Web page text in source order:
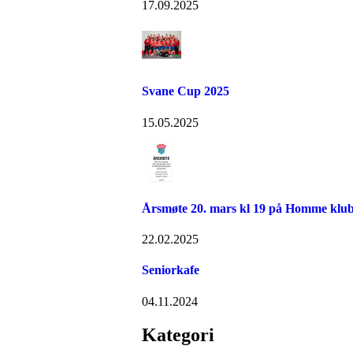
17.09.2025
Svane Cup 2025
15.05.2025
Årsmøte 20. mars kl 19 på Homme
22.02.2025
Seniorkafe
04.11.2024
Kategori